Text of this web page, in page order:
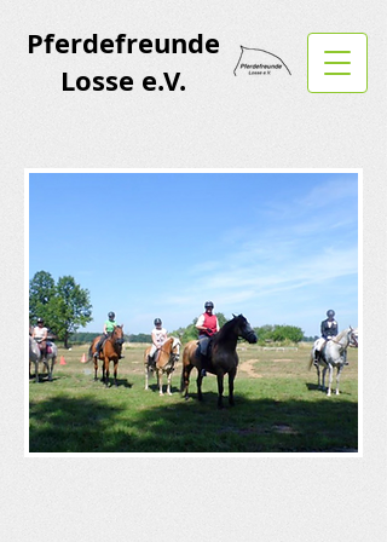
Pferdefreunde
Losse e.V.